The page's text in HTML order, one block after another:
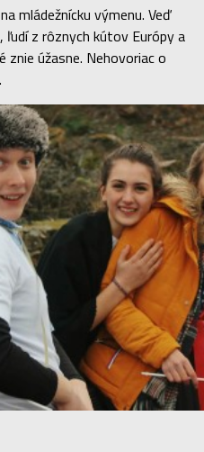
mládežnícku výmenu. Veď
z rôznych kútov Európy a
úžasne. Nehovoriac o